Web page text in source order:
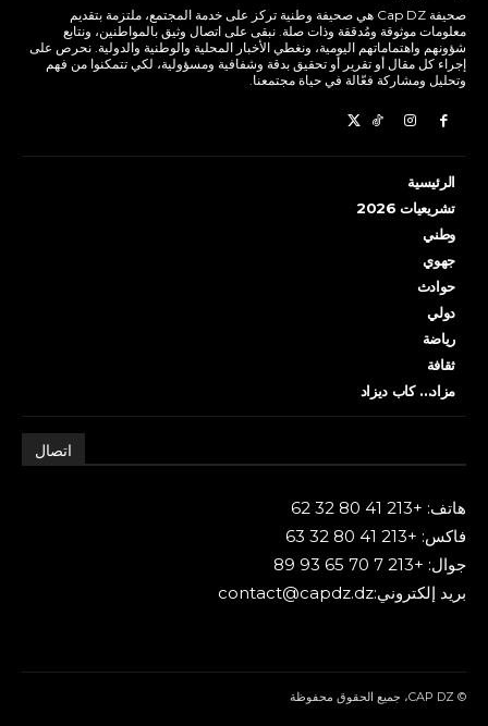
صحيفة Cap DZ هي صحيفة وطنية تركز على خدمة المجتمع، ملتزمة بتقديم
معلومات موثوقة ومُدققة وذات صلة. نبقى على اتصال وثيق بالمواطنين، ونتابع
شؤونهم واهتماماتهم اليومية، ونغطي الأخبار المحلية والوطنية والدولية. نحرص على
إجراء كل مقال أو تقرير أو تحقيق بدقة وشفافية ومسؤولية، لكي تتمكنوا من فهم
وتحليل ومشاركة فعّالة في حياة مجتمعنا.
الرئيسية
تشريعيات 2026
وطني
جهوي
حوادث
دولي
رياضة
ثقافة
مزاد… كاب ديزاد
اتصال
هاتف: +213 41 80 32 62
فاكس: +213 41 80 32 63
جوال: +213 7 70 65 93 89
بريد إلكتروني:contact@capdz.dz
© CAP DZ، جميع الحقوق محفوظة